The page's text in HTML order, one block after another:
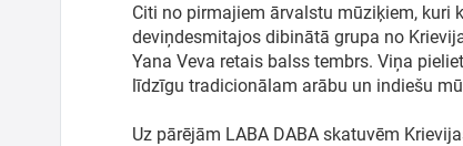
Citi no pirmajiem ārvalstu mūziķiem, kuri
deviņdesmitajos dibinātā grupa no
Yana Veva retais balss tembrs. Viņa
līdzīgu tradicionālam arābu un indiešu
Uz pārējām LABA DABA skatuvēm